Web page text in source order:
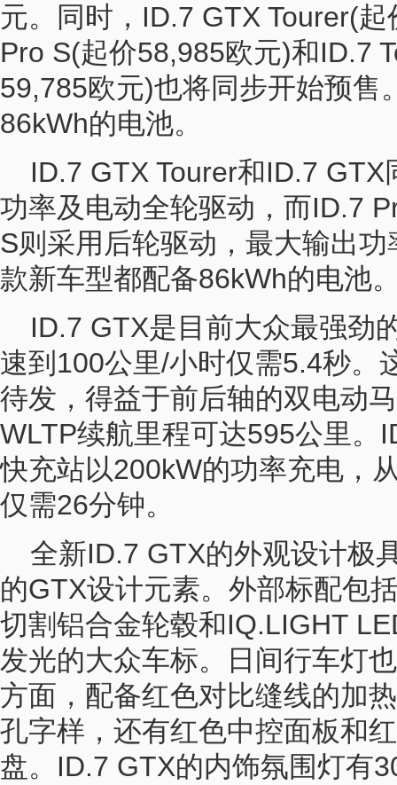
元。同时，ID.7 GTX Tourer(
Pro S(起价58,985欧元)和ID.7
59,785欧元)也将同步开始预售
86kWh的电池。
ID.7 GTX Tourer和ID.7
功率及电动全轮驱动，而ID.7
S则采用后轮驱动，最大输出
款新车型都配备86kWh的电池
ID.7 GTX是目前大众最强劲
速到100公里/小时仅需5.4秒。
待发，得益于前后轴的双电动
WLTP续航里程可达595公里。
快充站以200kW的功率充电，
仅需26分钟。
全新ID.7 GTX的外观设计极
的GTX设计元素。外部标配包
切割铝合金轮毂和IQ.LIGHT
发光的大众车标。日间行车灯
方面，配备红色对比缝线的加
孔字样，还有红色中控面板和
盘。ID.7 GTX的内饰氛围灯有